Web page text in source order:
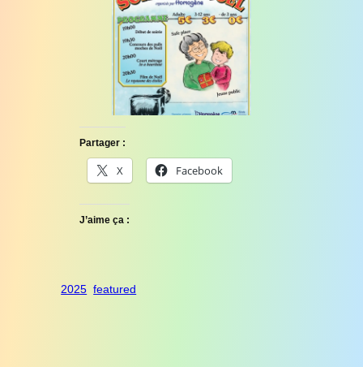
Partager :
X Facebook
J’aime ça :
2025 featured